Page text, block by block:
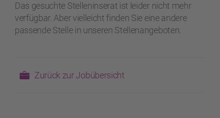
Das gesuchte Stelleninserat ist leider nicht mehr
verfügbar. Aber vielleicht finden Sie eine andere
passende Stelle in unseren Stellenangeboten.
Zurück zur Jobübersicht